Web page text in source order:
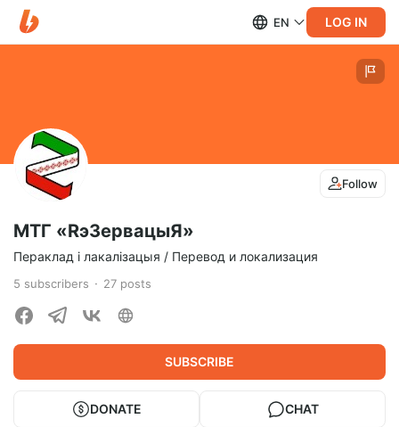
EN LOG IN
Follow
МТГ «RэЗервацыЯ»
Пераклад і лакалізацыя / Перевод и локализация
5 subscribers 27 posts
SUBSCRIBE
DONATE CHAT